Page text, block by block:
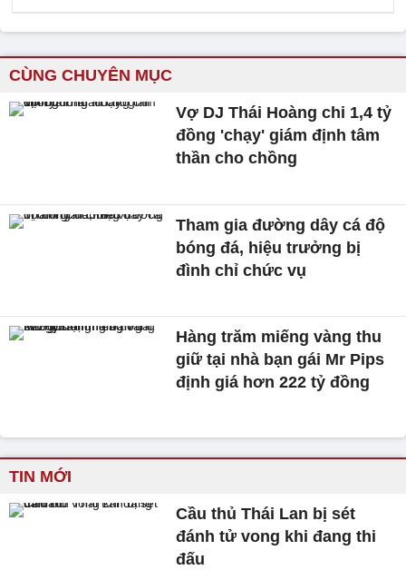
CÙNG CHUYÊN MỤC
Vợ DJ Thái Hoàng chi 1,4 tỷ
đồng 'chạy' giám định tâm
thần cho chồng
Tham gia đường dây cá độ
bóng đá, hiệu trưởng bị
đình chỉ chức vụ
Hàng trăm miếng vàng thu
giữ tại nhà bạn gái Mr Pips
định giá hơn 222 tỷ đồng
TIN MỚI
Cầu thủ Thái Lan bị sét
đánh tử vong khi đang thi
đấu